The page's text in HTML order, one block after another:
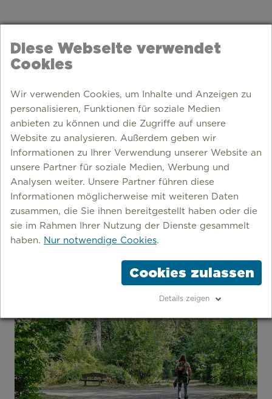
Diese Webseite verwendet
Cookies
Wir verwenden Cookies, um Inhalte und Anzeigen zu
personalisieren, Funktionen für soziale Medien
anbieten zu können und die Zugriffe auf unsere
Website zu analysieren. Außerdem geben wir
Informationen zu Ihrer Verwendung unserer Website an
unsere Partner für soziale Medien, Werbung und
Analysen weiter. Unsere Partner führen diese
Informationen möglicherweise mit weiteren Daten
zusammen, die Sie ihnen bereitgestellt haben oder die
sie im Rahmen Ihrer Nutzung der Dienste gesammelt
haben. Nur notwendige Cookies.
Cookies zulassen
Details zeigen